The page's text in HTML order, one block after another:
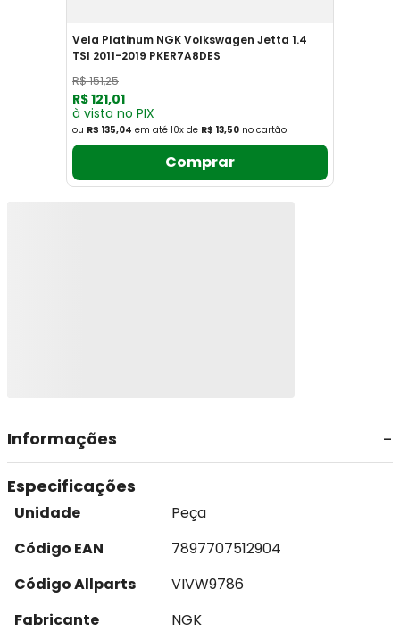
Vela Platinum NGK Volkswagen Jetta 1.4
TSI 2011-2019 PKER7A8DES
R$151,25
R$121,01
à vista no PIX
ou R$ 135,04 em até 10x de R$ 13,50 no cartão
Comprar
Informações
Especificações
Unidade
Peça
Código EAN
7897707512904
Código Allparts
VIVW9786
Fabricante
NGK